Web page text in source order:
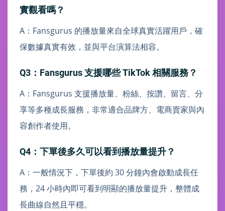
實觀看嗎？
A：Fansgurus 的播放量來自全球真實活躍用戶，確
保數據真實有效，並與平台演算法相容。
Q3：Fansgurus 支援哪些 TikTok 相關服務？
A：Fansgurus 支援播放量、粉絲、按讚、留言、分
享等多種成長服務，非常適合品牌方、電商賣家與內
容創作者使用。
Q4：下單後多久可以看到播放量提升？
A：一般情況下，下單後約 30 分鐘內會啟動成長任
務，24 小時內即可看到明顯的播放量提升，整體成
長曲線自然且平穩。